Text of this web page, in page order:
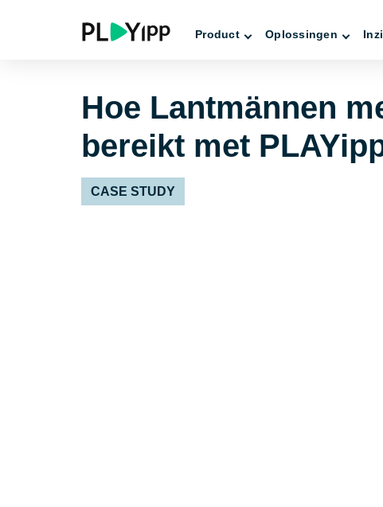
Product Oplossingen
Hoe Lantmännen
bereikt met
CASE STUDY